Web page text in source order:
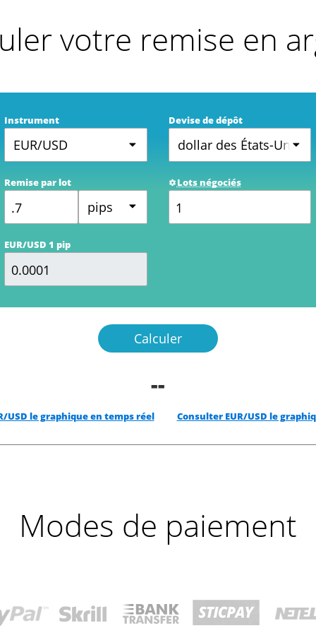
votre remise en
Instrument
EUR/USD
Devise de dépôt
dollar des États-Unis
Remise par lot
pips
Lots négociés
EUR/USD 1 pip
Calculer
--
USD le graphique en temps réel Consulter EUR/USD le
Modes de paiement